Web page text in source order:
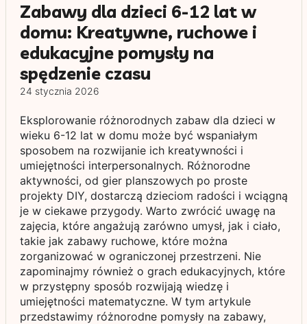
Zabawy dla dzieci 6-12 lat w
domu: Kreatywne, ruchowe i
edukacyjne pomysły na
spędzenie czasu
24 stycznia 2026
Eksplorowanie różnorodnych zabaw dla dzieci w
wieku 6-12 lat w domu może być wspaniałym
sposobem na rozwijanie ich kreatywności i
umiejętności interpersonalnych. Różnorodne
aktywności, od gier planszowych po proste
projekty DIY, dostarczą dzieciom radości i wciągną
je w ciekawe przygody. Warto zwrócić uwagę na
zajęcia, które angażują zarówno umysł, jak i ciało,
takie jak zabawy ruchowe, które można
zorganizować w ograniczonej przestrzeni. Nie
zapominajmy również o grach edukacyjnych, które
w przystępny sposób rozwijają wiedzę i
umiejętności matematyczne. W tym artykule
przedstawimy różnorodne pomysły na zabawy,